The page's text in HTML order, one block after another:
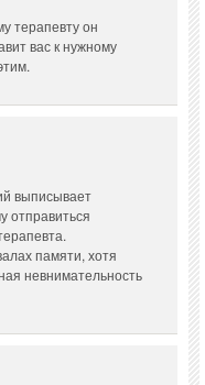
терапевту он
вас к нужному
выписывает
отправиться
памяти, хотя
невнимательность